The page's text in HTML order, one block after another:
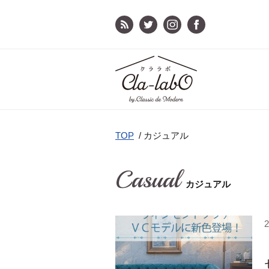
TOP / カジュアル
Casual カジュアル